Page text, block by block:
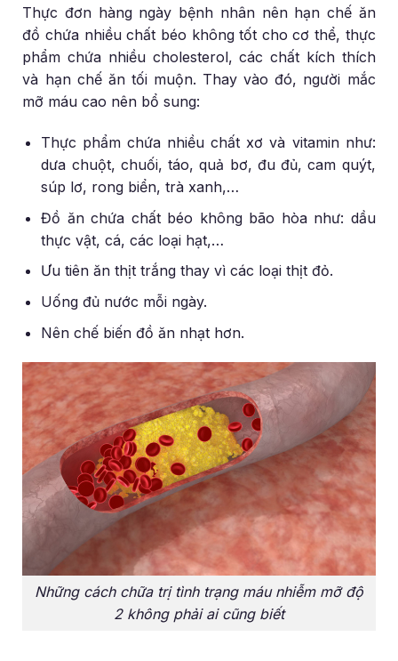
Thực đơn hàng ngày bệnh nhân nên hạn chế ăn
đồ chứa nhiều chất béo không tốt cho cơ thể, thực
phẩm chứa nhiều cholesterol, các chất kích thích
và hạn chế ăn tối muộn. Thay vào đó, người mắc
mỡ máu cao nên bổ sung:
Thực phẩm chứa nhiều chất xơ và vitamin như:
dưa chuột, chuối, táo, quả bơ, đu đủ, cam quýt,
súp lơ, rong biển, trà xanh,…
Đồ ăn chứa chất béo không bão hòa như: dầu
thực vật, cá, các loại hạt,…
Ưu tiên ăn thịt trắng thay vì các loại thịt đỏ.
Uống đủ nước mỗi ngày.
Nên chế biến đồ ăn nhạt hơn.
Những cách chữa trị tình trạng máu nhiễm mỡ độ
2 không phải ai cũng biết